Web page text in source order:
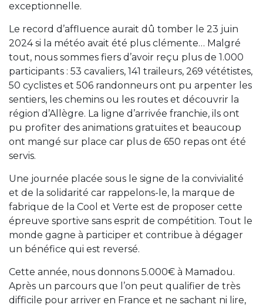
exceptionnelle.
Le record d’affluence aurait dû tomber le 23 juin
2024 si la météo avait été plus clémente… Malgré
tout, nous sommes fiers d’avoir reçu plus de 1.000
participants : 53 cavaliers, 141 traileurs, 269 vététistes,
50 cyclistes et 506 randonneurs ont pu arpenter les
sentiers, les chemins ou les routes et découvrir la
région d’Allègre. La ligne d’arrivée franchie, ils ont
pu profiter des animations gratuites et beaucoup
ont mangé sur place car plus de 650 repas ont été
servis.
Une journée placée sous le signe de la convivialité
et de la solidarité car rappelons-le, la marque de
fabrique de la Cool et Verte est de proposer cette
épreuve sportive sans esprit de compétition. Tout le
monde gagne à participer et contribue à dégager
un bénéfice qui est reversé.
Cette année, nous donnons 5.000€ à Mamadou.
Après un parcours que l’on peut qualifier de très
difficile pour arriver en France et ne sachant ni lire,